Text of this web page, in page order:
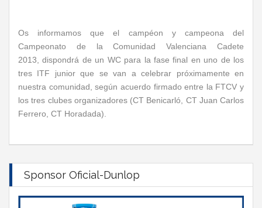
Os informamos que el campéon y campeona del
Campeonato de la Comunidad Valenciana Cadete
2013, dispondrá de un WC para la fase final en uno de los
tres ITF junior que se van a celebrar próximamente en
nuestra comunidad, según acuerdo firmado entre la FTCV y
los tres clubes organizadores (CT Benicarló, CT Juan Carlos
Ferrero, CT Horadada).
Sponsor Oficial-Dunlop